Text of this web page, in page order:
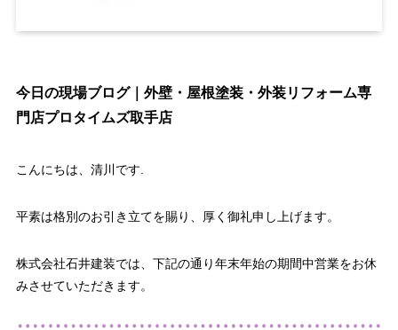
今日の現場ブログ｜外壁・屋根塗装・外装リフォーム専
門店プロタイムズ取手店
こんにちは、清川です.
平素は格別のお引き立てを賜り、厚く御礼申し上げます。
株式会社石井建装では、下記の通り年末年始の期間中営業をお休
みさせていただきます。